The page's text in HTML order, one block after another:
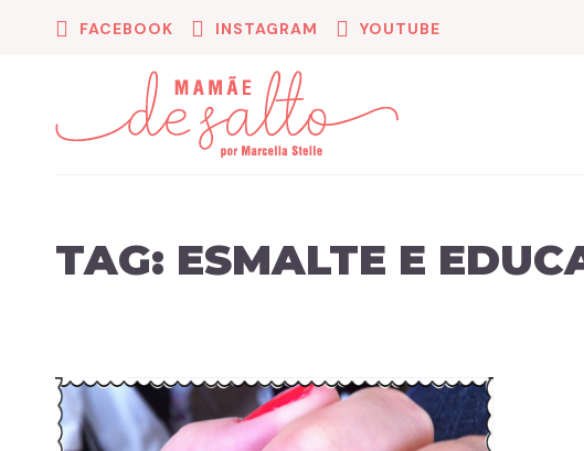
FACEBOOK INSTAGRAM YOUTUBE
TAG: ESMALTE E